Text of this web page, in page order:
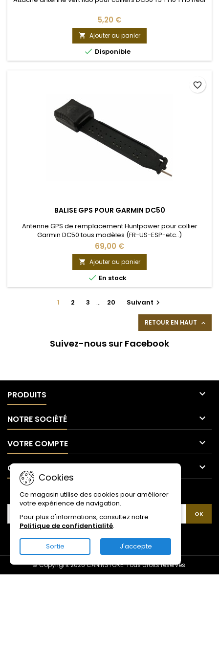
5,20 €
 Ajouter au panier
 Disponible
BALISE GPS POUR GARMIN DC50
Antenne GPS de remplacement Huntpower pour collier
Garmin DC50 tous modèles (FR-US-ESP-etc..)
69,00 €
 Ajouter au panier
 En stock
favorite_border
1 2 3 … 20 Suivant 
RETOUR EN HAUT 
Suivez-nous sur Facebook
PRODUITS 
NOTRE SOCIÉTÉ 
VOTRE COMPTE 
CONTACT 
Cookies
Ce magasin utilise des cookies pour améliorer
votre expérience de navigation.
Pour plus d'informations, consultez notre
Politique de confidentialité.
Sortie J'accepte
LETTRE D'INFORMATIONS
© Copyright 2026 CANINSTORE. Tous droits réservés.